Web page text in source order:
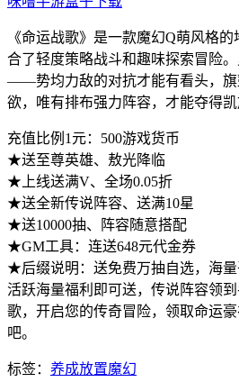
《命运战歌》是一款魔幻Q萌风格的
合了轻度策略战斗和趣味探索冒险
——势均力敌的对抗才能有看头，旗
欲，唯有排布强力阵容，才能夺得凯
充值比例1元：500游戏货币
★送至尊英雄、敖光降临
★上线送满V、全场0.05折
★送全新传说阵容、送满10星
★送10000抽、阵容随意搭配
★GM工具： 连送648元代金券
★后缀说明：送免费万抽自选，海
活跃海量福利即可送，传说阵容领
歌，开启您的传奇冒险，领取命运
吧。
标签： 养成放置魔幻